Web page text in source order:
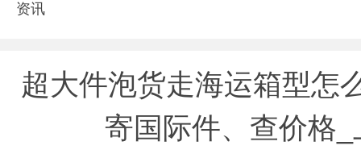
资讯
超大件泡货走海运箱型怎
寄国际件、查价格